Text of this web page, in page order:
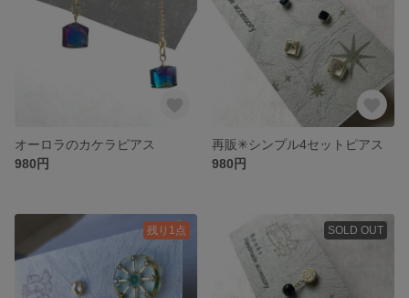
オーロラのカケラピアス
980円
再販✳︎シンプル4セットピアス
980円
残り1点 SOLD OUT